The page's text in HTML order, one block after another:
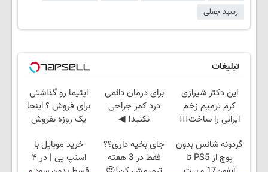
رسید جعلی
تبلیغات
این دکتر شیرازی
کرم ترمیم زخم
ایرانی را ساخت!!!
برای درمان دائمی
درد کمر جراحی
نکنید! ◀
کن ▶
اپتیما رو گذاشتی
برای فروش ؟ اینجا
یک روزه بفروش
گردونه شانس بدون
پوچ از PS5 تا
جای بخیه داری؟؟
فقط در 3 هفته
خرید موبایل با
اسنپ پی | در ۴